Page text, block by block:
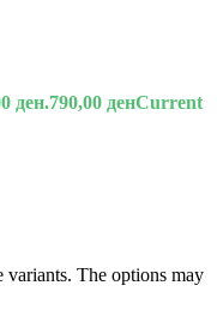
ден.790,00 денCurrent
The options may